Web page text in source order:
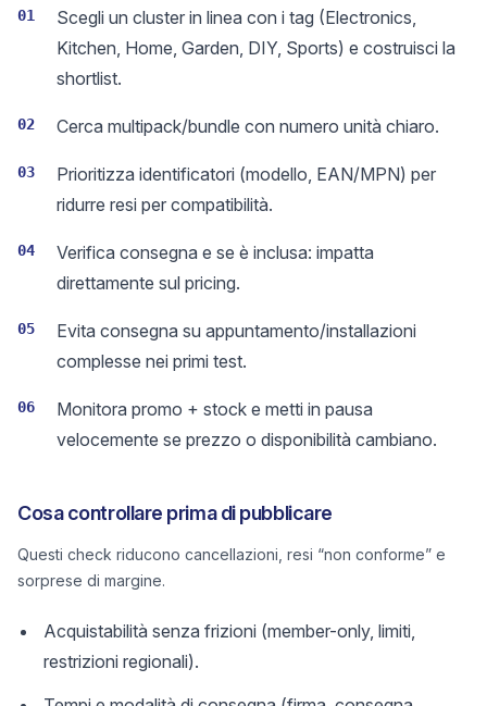
01
Scegli un cluster in linea con i tag (Electronics,
Kitchen, Home, Garden, DIY, Sports) e costruisci la
shortlist.
02 Cerca multipack/bundle con numero unità chiaro.
03
Prioritizza identificatori (modello, EAN/MPN) per
ridurre resi per compatibilità.
04
Verifica consegna e se è inclusa: impatta
direttamente sul pricing.
05
Evita consegna su appuntamento/installazioni
complesse nei primi test.
06
Monitora promo + stock e metti in pausa
velocemente se prezzo o disponibilità cambiano.
Cosa controllare prima di pubblicare
Questi check riducono cancellazioni, resi “non conforme” e
sorprese di margine.
Acquistabilità senza frizioni (member-only, limiti,
restrizioni regionali).